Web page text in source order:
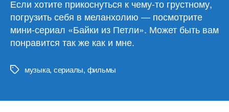
Если хотите прикоснуться к чему-то грустному,
погрузить себя в меланхолию — посмотрите
мини-сериал «Байки из Петли». Может быть вам
понравится так же как и мне.
Меткимузыка, сериалы, фильмы